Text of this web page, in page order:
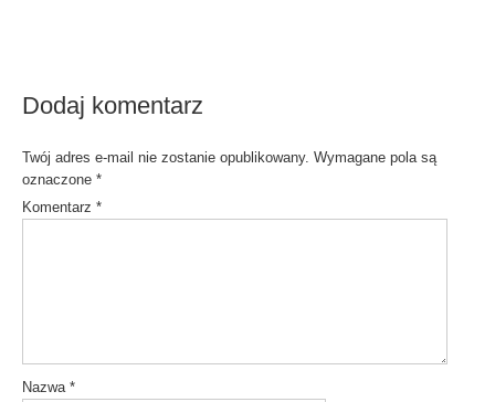
Dodaj komentarz
Twój adres e-mail nie zostanie opublikowany. Wymagane pola są
oznaczone *
Komentarz *
Nazwa *